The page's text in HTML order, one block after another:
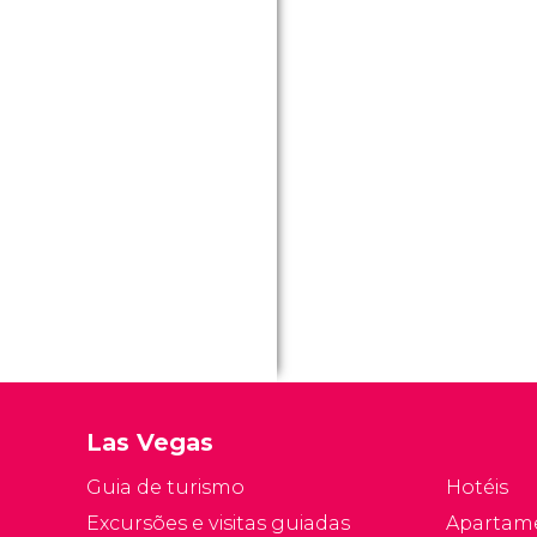
Las Vegas
Guia de turismo
Excursões e visitas guiadas
Hotéis